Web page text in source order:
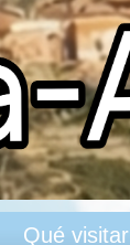
Qué visitar